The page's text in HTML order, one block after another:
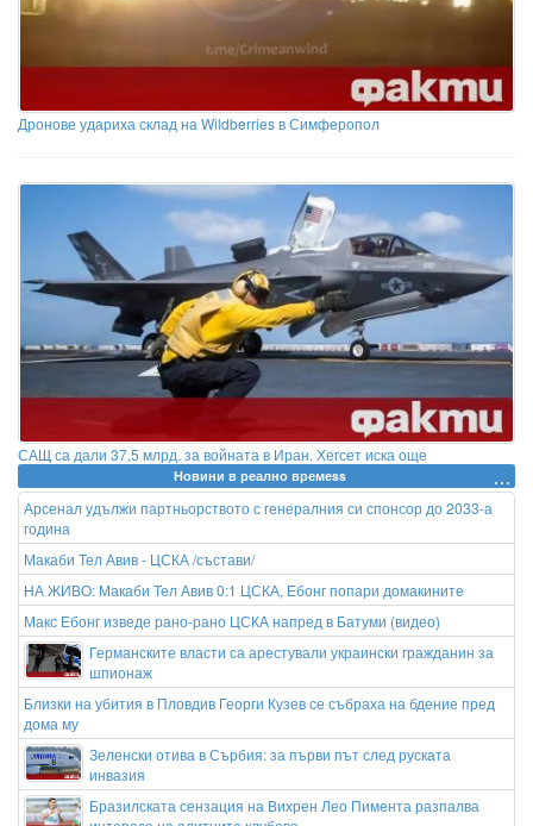
Дронове удариха склад на Wildberries в Симферопол
САЩ са дали 37,5 млрд. за войната в Иран. Хегсет иска още
Новини в реално времеss
Арсенал удължи партньорството с генералния си спонсор до 2033-а
година
Макаби Тел Авив - ЦСКА /състави/
НА ЖИВО: Макаби Тел Авив 0:1 ЦСКА, Ебонг попари домакините
Макс Ебонг изведе рано-рано ЦСКА напред в Батуми (видео)
Германските власти са арестували украински гражданин за
шпионаж
Близки на убития в Пловдив Георги Кузев се събраха на бдение пред
дома му
Зеленски отива в Сърбия: за първи път след руската
инвазия
Бразилската сензация на Вихрен Лео Пимента разпалва